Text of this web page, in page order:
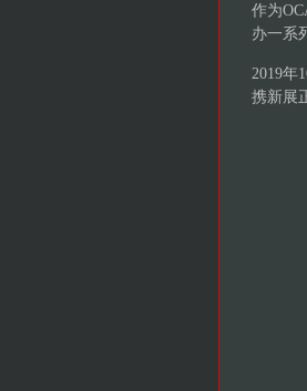
作为
办一系
2019年
携新展